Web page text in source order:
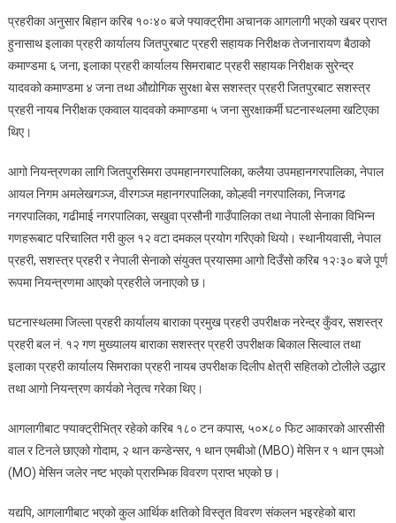
आगलागी,
१२
दमकलको
सहयोगमा
आगो
प्रहरीका अनुसार बिहान करिब १०ः४० बजे फ्याक्ट्रीमा अचानक आगलागी भएको खबर प्राप्त
हुनासाथ इलाका प्रहरी कार्यालय जितपुरबाट प्रहरी सहायक निरीक्षक तेजनारायण बैठाको
कमाण्डमा ६ जना, इलाका प्रहरी कार्यालय सिमराबाट प्रहरी सहायक निरीक्षक सुरेन्द्र
यादवको कमाण्डमा ४ जना तथा औद्योगिक सुरक्षा बेस सशस्त्र प्रहरी जितपुरबाट सशस्त्र
प्रहरी नायब निरीक्षक एकवाल यादवको कमाण्डमा ५ जना सुरक्षाकर्मी घटनास्थलमा खटिएका
थिए।
आगो नियन्त्रणका लागि जितपुरसिमरा उपमहानगरपालिका, कलैया उपमहानगरपालिका, नेपाल
आयल निगम अमलेखगञ्ज, वीरगञ्ज महानगरपालिका, कोल्हवी नगरपालिका, निजगढ
नगरपालिका, गढीमाई नगरपालिका, सखुवा प्रसौनी गाउँपालिका तथा नेपाली सेनाका विभिन्न
गणहरूबाट परिचालित गरी कुल १२ वटा दमकल प्रयोग गरिएको थियो। स्थानीयवासी, नेपाल
प्रहरी, सशस्त्र प्रहरी र नेपाली सेनाको संयुक्त प्रयासमा आगो दिउँसो करिब १२ः३० बजे पूर्ण
रूपमा नियन्त्रणमा आएको प्रहरीले जनाएको छ।
घटनास्थलमा जिल्ला प्रहरी कार्यालय बाराका प्रमुख प्रहरी उपरीक्षक नरेन्द्र कुँवर, सशस्त्र
प्रहरी बल नं. १२ गण मुख्यालय बाराका सशस्त्र प्रहरी उपरीक्षक बिकाल सिल्वाल तथा
इलाका प्रहरी कार्यालय सिमराका प्रहरी नायब उपरीक्षक दिलीप क्षेत्री सहितको टोलीले उद्धार
तथा आगो नियन्त्रण कार्यको नेतृत्व गरेका थिए।
आगलागीबाट फ्याक्ट्रीभित्र रहेको करिब १८० टन कपास, ५०×८० फिट आकारको आरसीसी
वाल र टिनले छाएको गोदाम, २ थान कन्डेन्सर, १ थान एमबीओ (MBO) मेसिन र १ थान एमओ
(MO) मेसिन जलेर नष्ट भएको प्रारम्भिक विवरण प्राप्त भएको छ।
यद्यपि, आगलागीबाट भएको कुल आर्थिक क्षतिको विस्तृत विवरण संकलन भइरहेको बारा